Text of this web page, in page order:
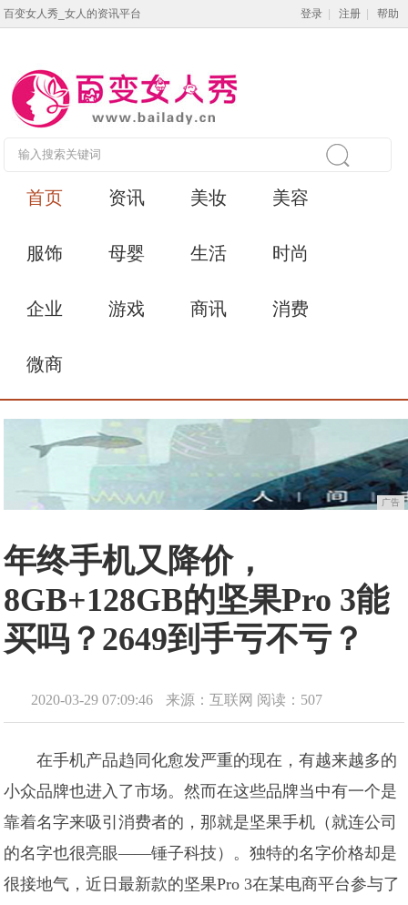
百变女人秀_女人的资讯平台 登录 注册 帮助
首页 资讯 美妆 美容
服饰 母婴 生活 时尚
企业 游戏 商讯 消费
微商
广告
年终手机又降价，
8GB+128GB的坚果Pro 3能
买吗？2649到手亏不亏？
2020-03-29 07:09:46 来源：互联网 阅读：507
在手机产品趋同化愈发严重的现在，有越来越多的
小众品牌也进入了市场。然而在这些品牌当中有一个是
靠着名字来吸引消费者的，那就是坚果手机（就连公司
的名字也很亮眼——锤子科技）。独特的名字价格却是
很接地气，近日最新款的坚果Pro 3在某电商平台参与了